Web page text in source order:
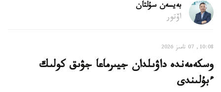
بەيسەن سۇلتان
اۆتور
10:08, 07 تامىز 2026
وسكەمەندە داۋىلدان جيىرماعا جۋىق كولىك
ءبۇلىندى